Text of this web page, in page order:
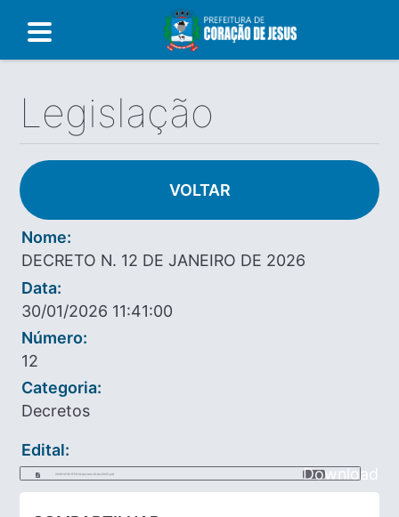
Legislação
VOLTAR
Nome:
DECRETO N. 12 DE JANEIRO DE 2026
Data:
30/01/2026 11:41:00
Número:
12
Categoria:
Decretos
Edital:
2026-01-30-11-53-14-decreto-12-de-2025.pdf Download